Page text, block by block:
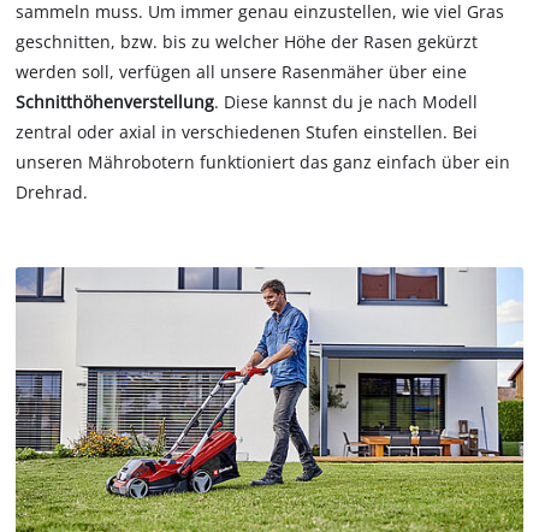
sammeln muss. Um immer genau einzustellen, wie viel Gras
geschnitten, bzw. bis zu welcher Höhe der Rasen gekürzt
werden soll, verfügen all unsere Rasenmäher über eine
Schnitthöhenverstellung. Diese kannst du je nach Modell
zentral oder axial in verschiedenen Stufen einstellen. Bei
unseren Mährobotern funktioniert das ganz einfach über ein
Drehrad.